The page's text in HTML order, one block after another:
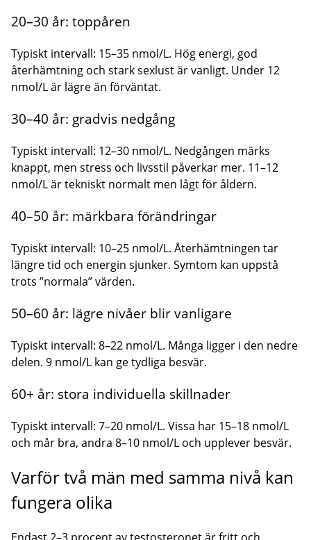
20–30 år: toppåren
Typiskt intervall: 15–35 nmol/L. Hög energi, god
återhämtning och stark sexlust är vanligt. Under 12
nmol/L är lägre än förväntat.
30–40 år: gradvis nedgång
Typiskt intervall: 12–30 nmol/L. Nedgången märks
knappt, men stress och livsstil påverkar mer. 11–12
nmol/L är tekniskt normalt men lågt för åldern.
40–50 år: märkbara förändringar
Typiskt intervall: 10–25 nmol/L. Återhämtningen tar
längre tid och energin sjunker. Symtom kan uppstå
trots ”normala” värden.
50–60 år: lägre nivåer blir vanligare
Typiskt intervall: 8–22 nmol/L. Många ligger i den nedre
delen. 9 nmol/L kan ge tydliga besvär.
60+ år: stora individuella skillnader
Typiskt intervall: 7–20 nmol/L. Vissa har 15–18 nmol/L
och mår bra, andra 8–10 nmol/L och upplever besvär.
Varför två män med samma nivå kan
fungera olika